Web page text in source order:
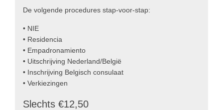
De volgende procedures stap-voor-stap:
• NIE
• Residencia
• Empadronamiento
• Uitschrijving Nederland/België
• Inschrijving Belgisch consulaat
• Verkiezingen
Slechts €12,50